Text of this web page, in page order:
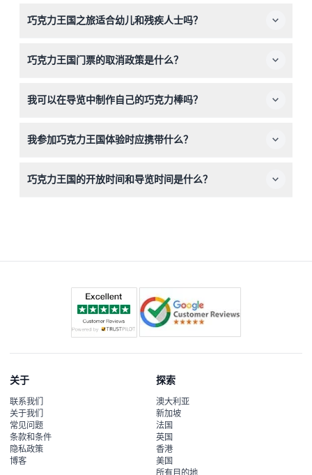
时间；导览每天每小时从中午12点到下午4点进行，周一除
巧克力王国之旅适合幼儿和残疾人士吗？
行，非常适合家庭和残疾游客。
巧克力王国门票的取消政策是什么？
和时间，所有预订均为最终确认。
我可以在导览中制作自己的巧克力棒吗？
的个性化巧克力棒，单独购买则需14美元。
我参加巧克力王国体验时应携带什么？
内禁止携带外来食物和饮料。
巧克力王国的开放时间和导览时间是什么？
关于
联系我们
关于我们
常见问题
条款和条件
隐私政策
博客
探索
澳大利亚
新加坡
法国
英国
香港
美国
所有目的地